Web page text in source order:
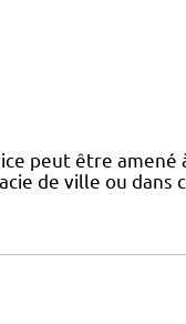
peut être
de ville ou dans